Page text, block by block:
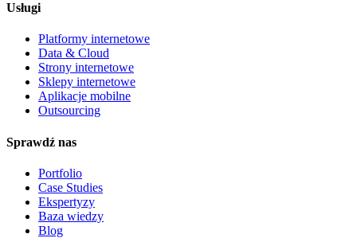
Usługi
Platformy internetowe
Data & Cloud
Strony internetowe
Sklepy internetowe
Aplikacje mobilne
Outsourcing
Sprawdź nas
Portfolio
Case Studies
Ekspertyzy
Baza wiedzy
Blog